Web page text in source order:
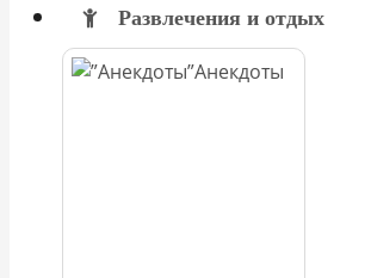
Развлечения и отдых
Анекдоты